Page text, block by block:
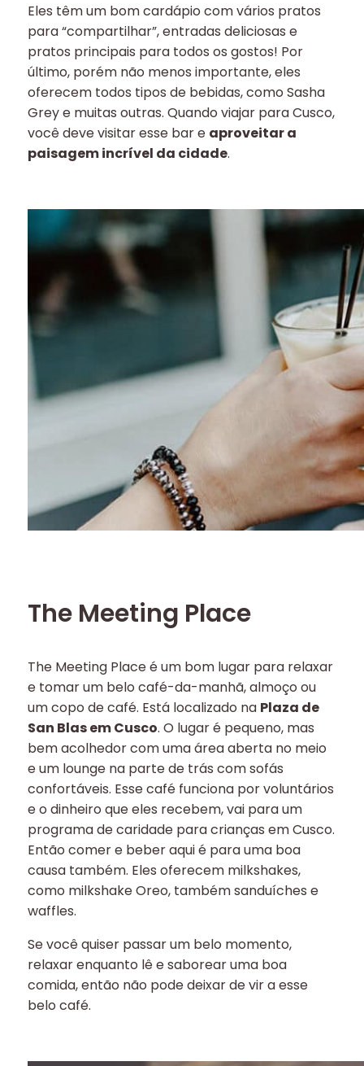
Eles têm um bom cardápio com vários pratos
para “compartilhar”, entradas deliciosas e
pratos principais para todos os gostos! Por
último, porém não menos importante, eles
oferecem todos tipos de bebidas, como Sasha
Grey e muitas outras. Quando viajar para Cusco,
você deve visitar esse bar e aproveitar a
paisagem incrível da cidade.
The Meeting Place
The Meeting Place é um bom lugar para relaxar
e tomar um belo café-da-manhã, almoço ou
um copo de café. Está localizado na Plaza de
San Blas em Cusco. O lugar é pequeno, mas
bem acolhedor com uma área aberta no meio
e um lounge na parte de trás com sofás
confortáveis. Esse café funciona por voluntários
e o dinheiro que eles recebem, vai para um
programa de caridade para crianças em Cusco.
Então comer e beber aqui é para uma boa
causa também. Eles oferecem milkshakes,
como milkshake Oreo, também sanduíches e
waffles.
Se você quiser passar um belo momento,
relaxar enquanto lê e saborear uma boa
comida, então não pode deixar de vir a esse
belo café.